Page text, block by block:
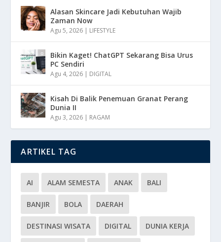
Alasan Skincare Jadi Kebutuhan Wajib
Zaman Now
Agu 5, 2026 | LIFESTYLE
Bikin Kaget! ChatGPT Sekarang Bisa Urus
PC Sendiri
Agu 4, 2026 | DIGITAL
Kisah Di Balik Penemuan Granat Perang
Dunia II
Agu 3, 2026 | RAGAM
ARTIKEL TAG
AI ALAM SEMESTA ANAK BALI
BANJIR BOLA DAERAH
DESTINASI WISATA DIGITAL DUNIA KERJA